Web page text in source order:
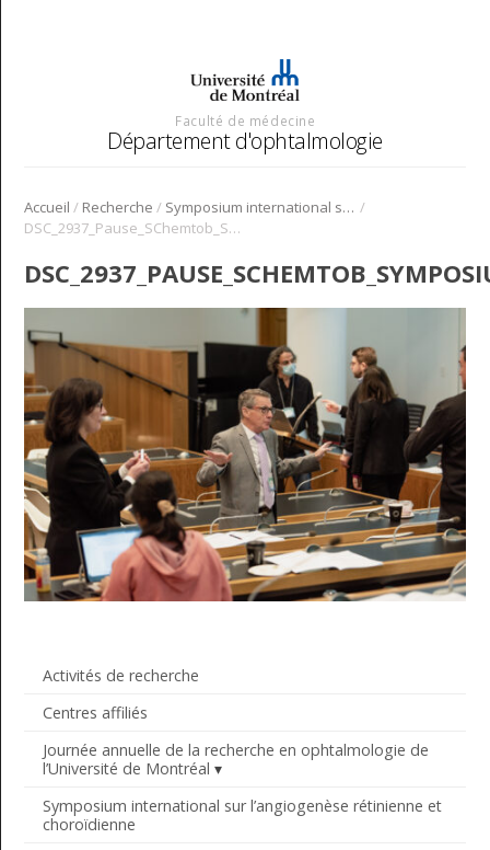
Faculté de médecine
Département d'ophtalmologie
Accueil / Recherche / Symposium international sur l’angiogenèse rétinienne et choroïdienne /
DSC_2937_Pause_SChemtob_Symposium_Angio_2022
Activités de recherche
Centres affiliés
Journée annuelle de la recherche en ophtalmologie de
l’Université de Montréal
Symposium international sur l’angiogenèse rétinienne et
choroïdienne